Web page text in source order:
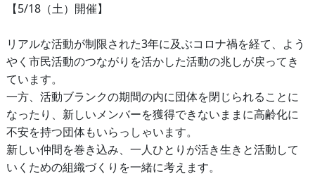
【5/18（土）開催】
リアルな活動が制限された3年に及ぶコロナ禍を経て、よう
やく市民活動のつながりを活かした活動の兆しが戻ってき
ています。
一方、活動ブランクの期間の内に団体を閉じられることに
なったり、新しいメンバーを獲得できないままに高齢化に
不安を持つ団体もいらっしゃいます。
新しい仲間を巻き込み、一人ひとりが活き生きと活動して
いくための組織づくりを一緒に考えます。